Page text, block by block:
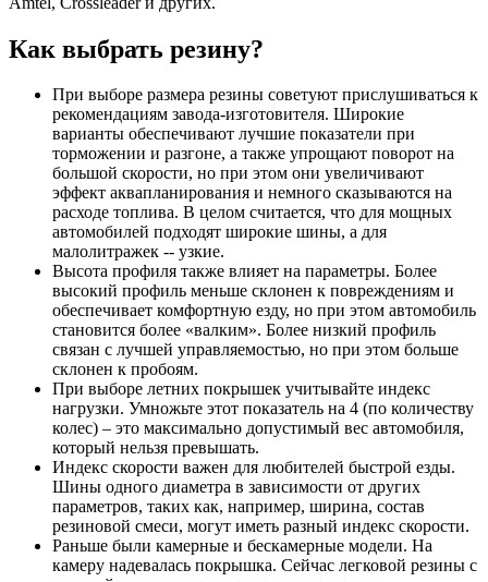
Как выбрать резину?
При выборе размера резины советуют прислушиваться к
рекомендациям завода-изготовителя. Широкие
варианты обеспечивают лучшие показатели при
торможении и разгоне, а также упрощают поворот на
большой скорости, но при этом они увеличивают
эффект аквапланирования и немного сказываются на
расходе топлива. В целом считается, что для мощных
автомобилей подходят широкие шины, а для
малолитражек -- узкие.
Высота профиля также влияет на параметры. Более
высокий профиль меньше склонен к повреждениям и
обеспечивает комфортную езду, но при этом автомобиль
становится более «валким». Более низкий профиль
связан с лучшей управляемостью, но при этом больше
склонен к пробоям.
При выборе летних покрышек учитывайте индекс
нагрузки. Умножьте этот показатель на 4 (по количеству
колес) – это максимально допустимый вес автомобиля,
который нельзя превышать.
Индекс скорости важен для любителей быстрой езды.
Шины одного диаметра в зависимости от других
параметров, таких как, например, ширина, состав
резиновой смеси, могут иметь разный индекс скорости.
Раньше были камерные и бескамерные модели. На
камеру надевалась покрышка. Сейчас легковой резины с